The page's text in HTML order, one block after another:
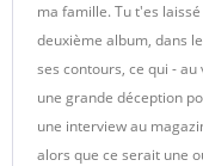
ma famille. Tu t'es
deuxième album, dans
ses contours, ce qui -
une grande déception
une interview au
alors que ce serait une